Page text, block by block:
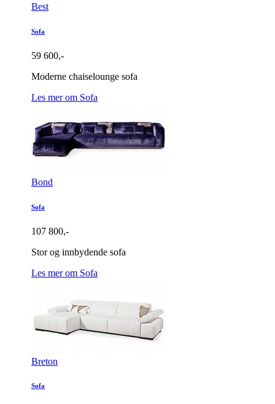
Best
Sofa
59 600,-
Moderne chaiselounge sofa
Les mer om Sofa
Bond
Sofa
107 800,-
Stor og innbydende sofa
Les mer om Sofa
Breton
Sofa